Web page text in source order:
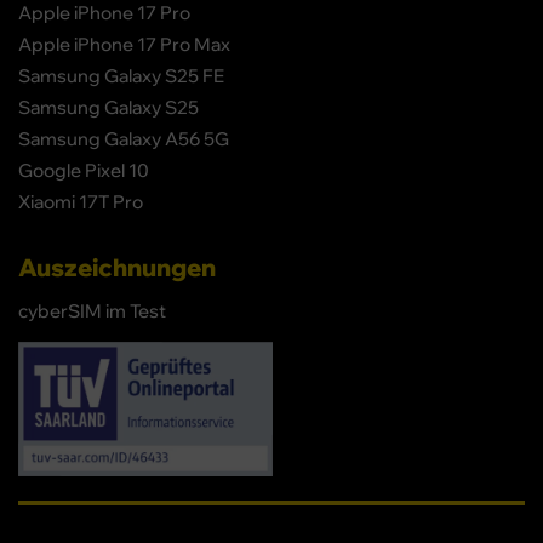
Apple iPhone 17 Pro
Apple iPhone 17 Pro Max
Samsung Galaxy S25 FE
Samsung Galaxy S25
Samsung Galaxy A56 5G
Google Pixel 10
Xiaomi 17T Pro
Auszeichnungen
cyberSIM im Test